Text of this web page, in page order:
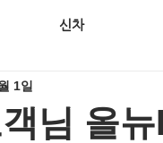
신차
님 올
1일